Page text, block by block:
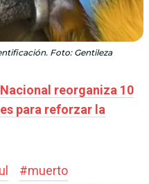
Foto: Gentileza
reorganiza 10
para reforzar la
#muerto